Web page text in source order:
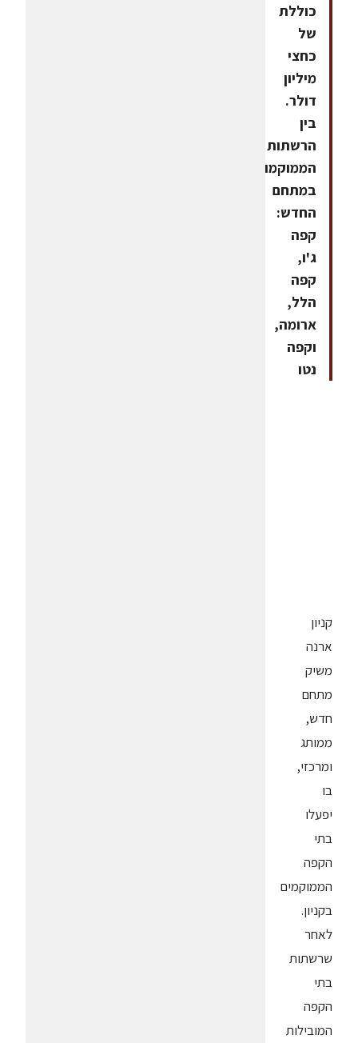
כוללת
של
כחצי
מיליון
דולר.
בין
הרשתות
הממוקמות
במתחם
החדש:
קפה
ג'ו,
קפה
הלל,
ארומה,
וקפה
נטו
קניון
ארנה
משיק
מתחם
חדש,
ממותג
ומרכזי,
בו
יפעלו
בתי
הקפה
הממוקמים
בקניון.
לאחר
שרשתות
בתי
הקפה
המובילות